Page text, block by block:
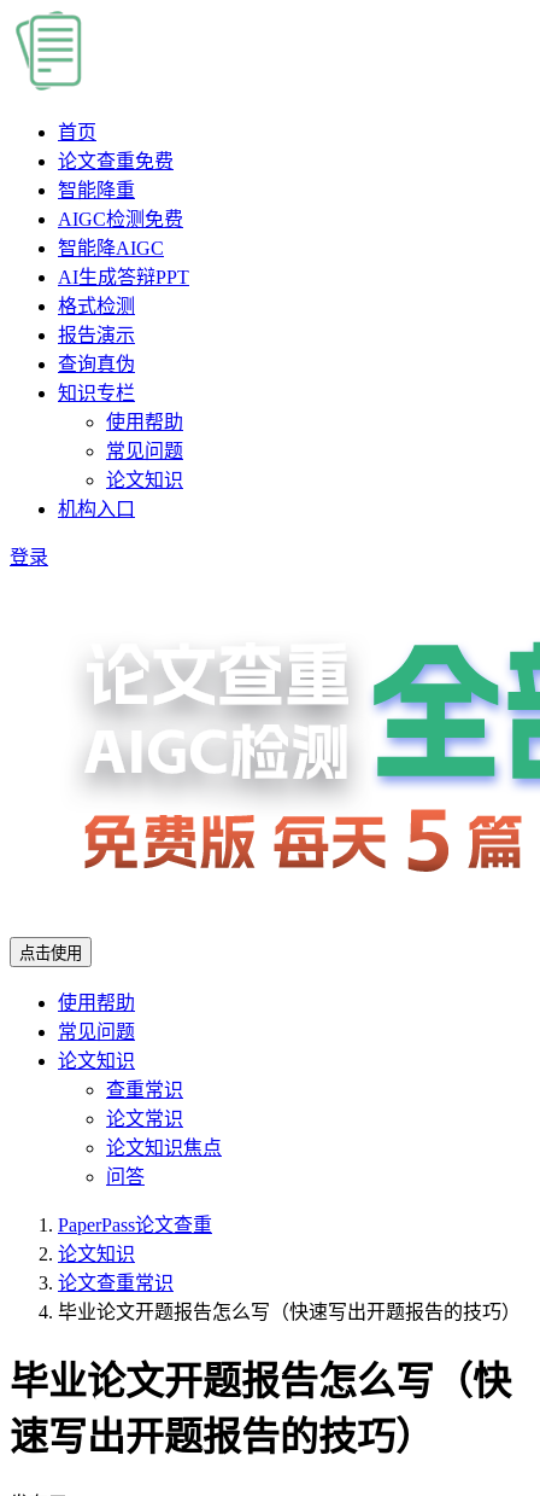
首页
论文查重免费
智能降重
AIGC检测 免费
智能降AIGC
AI生成答辩PPT
格式检测
报告演示
查询真伪
知识专栏
使用帮助
常见问题
论文知识
机构入口
登录
点击使用
使用帮助
常见问题
论文知识
查重常识
论文常识
论文知识焦点
问答
PaperPass论文查重
论文知识
论文查重常识
毕业论文开题报告怎么写（快速写出开题报告的技巧）
毕业论文开题报告怎么写（快
速写出开题报告的技巧）